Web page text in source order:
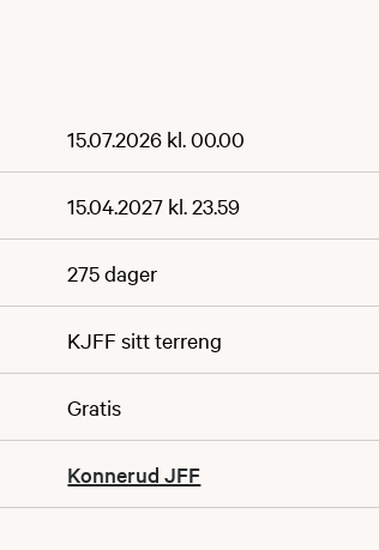
15.07.2026 kl. 00.00
15.04.2027 kl. 23.59
275 dager
KJFF sitt terreng
Gratis
Konnerud JFF